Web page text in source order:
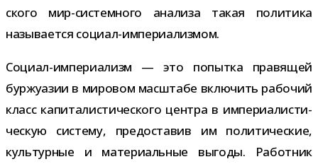
ского мир-​системного ана­лиза такая поли­тика
назы­ва­ется социал-империализмом.
Социал-​империализм — это попытка пра­вя­щей
бур­жу­а­зии в миро­вом мас­штабе вклю­чить рабо­чий
класс капи­та­ли­сти­че­ского цен­тра в импе­ри­а­ли­сти­
че­скую систему, предо­ста­вив им поли­ти­че­ские,
куль­тур­ные и мате­ри­аль­ные выгоды. Работник